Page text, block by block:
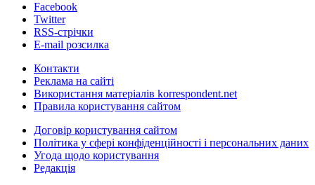
Facebook
Twitter
RSS-стрічки
E-mail розсилка
Контакти
Реклама на сайті
Використання матеріалів korrespondent.net
Правила користування сайтом
Договір користування сайтом
Політика у сфері конфіденційності і персональних даних
Угода щодо користування
Редакція